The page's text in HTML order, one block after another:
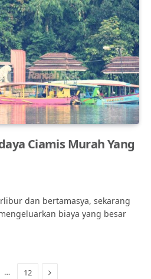
Ciamis Murah Yang
dan bertamasya, sekarang
biaya yang besar
… 12 Next